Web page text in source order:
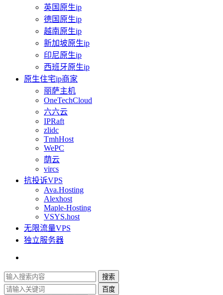
英国原生ip
德国原生ip
越南原生ip
新加坡原生ip
印尼原生ip
西班牙原生ip
原生住宅ip商家
丽萨主机
OneTechCloud
六六云
IPRaft
zlidc
TmhHost
WePC
荫云
vircs
抗投诉VPS
Ava.Hosting
Alexhost
Maple-Hosting
VSYS.host
无限流量VPS
独立服务器